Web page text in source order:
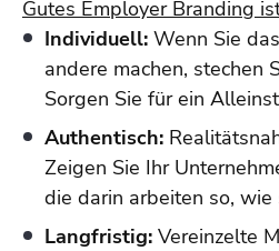
Gutes Employer Branding
Individuell: Wenn Sie
andere machen, stechen
Sorgen Sie für ein
Authentisch:
Zeigen Sie Ihr
die darin arbeiten so, wie
Langfristig: Vereinzelte